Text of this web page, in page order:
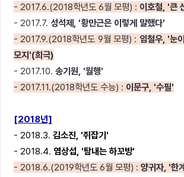
- 2017.6.(2018학년도 6월 모평) : 이호철, '큰
- 2017.7. 성석제, '황만근은 이렇게 말했다'
- 2017.9.(2018학년도 9월 모평) : 임철우, '눈
모지'(희극)
- 2017.10. 송기원, '월행'
- 2017.11.(2018학년도 수능) : 이문구, '수필'
[2018년]
- 2018.3. 김소진, '쥐잡기'
- 2018.4. 염상섭, '탐내는 하꼬방'
- 2018.6.(2019학년도 6월 모평) : 양귀자, '한